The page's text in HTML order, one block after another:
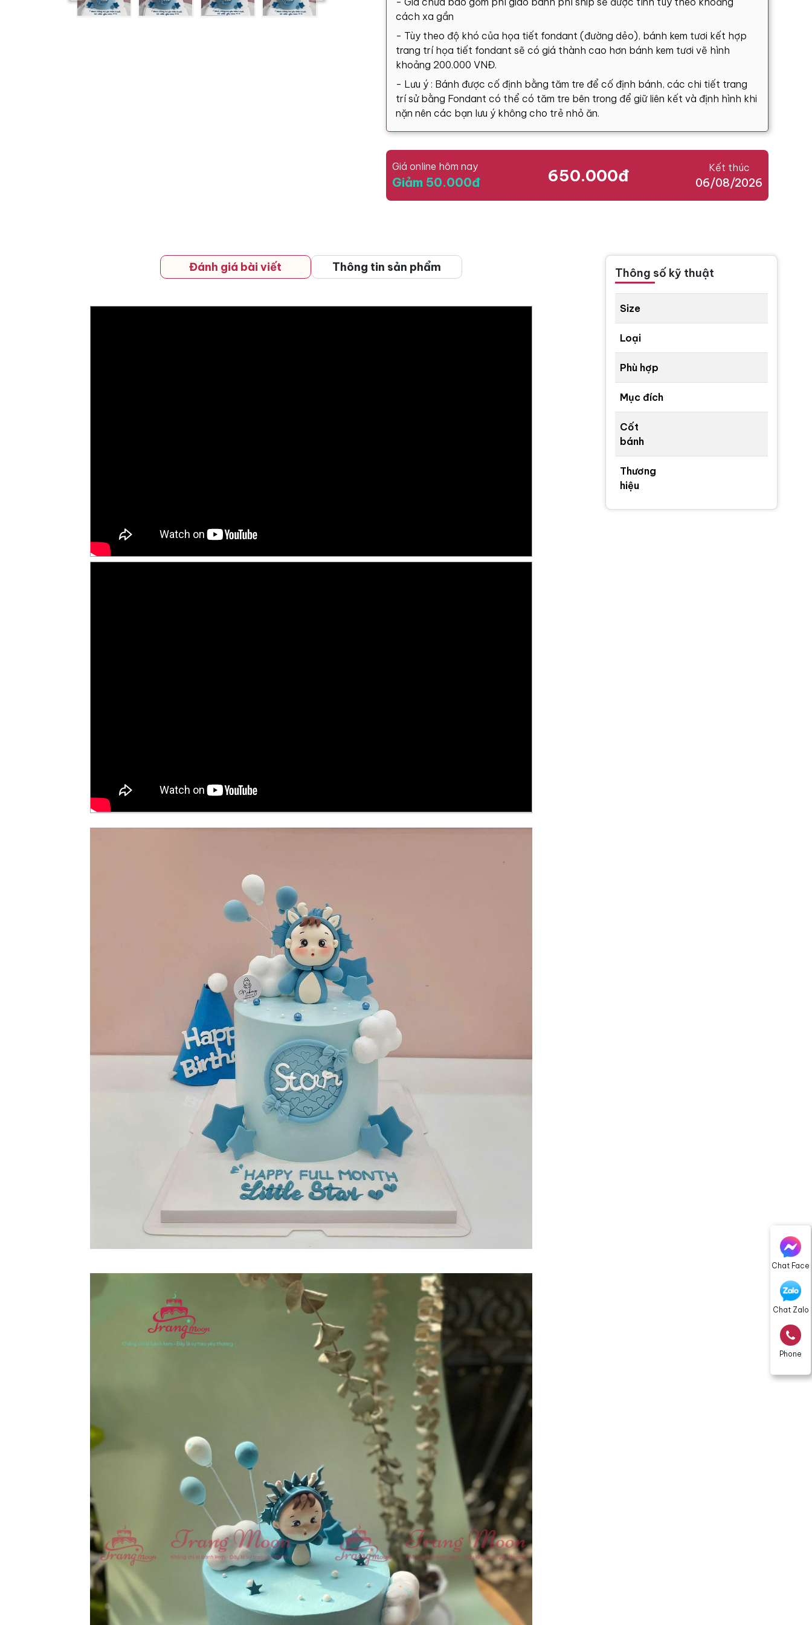
Chat Face
Chat Zalo
Phone
cách xa gần
- Tùy theo độ khó của họa tiết fondant (đường dẻo), bánh kem tươi kết hợp
trang trí họa tiết fondant sẽ có giá thành cao hơn bánh kem tươi vẽ hình
khoảng 200.000 VNĐ.
- Lưu ý : Bánh được cố định bằng tăm tre để cố định bánh, các chi tiết trang
trí sử bằng Fondant có thể có tăm tre bên trong để giữ liên kết và định hình khi
nặn nên các bạn lưu ý không cho trẻ nhỏ ăn.
Giá online hôm nay
Giảm 50.000đ 650.000đ Kết thúc
06/08/2026
Đánh giá bài viết Thông tin sản phẩm Thông số kỹ thuật
Size
Loại
Phù hợp
Mục đích
Cốt
bánh
Thương
hiệu